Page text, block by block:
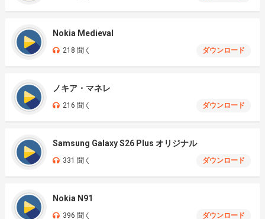
Nokia Medieval
218 聞く ダウンロード
ノキア・マネレ
216 聞く ダウンロード
Samsung Galaxy S26 Plus オリジナル
331 聞く ダウンロード
Nokia N91
396 聞く ダウンロード